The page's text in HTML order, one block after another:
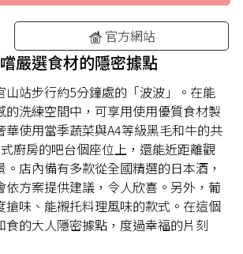
官方網站
嚴選食材的隱密據點
山站步行約5分鐘處的「波波」。在能
的洗練空間中，可享用使用優質食材製
華使用當季蔬菜與A4等級黑毛和牛的共
廚房的吧台個座位上，還能近距離觀
店內備有多款從全國精選的日本酒，
依方案提供建議，令人欣喜。另外，葡
搶味、能襯托料理風味的款式。在這個
食的大人隱密據點，度過幸福的片刻